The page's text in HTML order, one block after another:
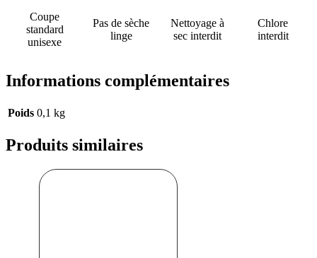
Coupe
standard
unisexe
Pas de sèche
linge
Nettoyage à
sec interdit
Chlore
interdit
Informations complémentaires
Poids 0,1 kg
Produits similaires